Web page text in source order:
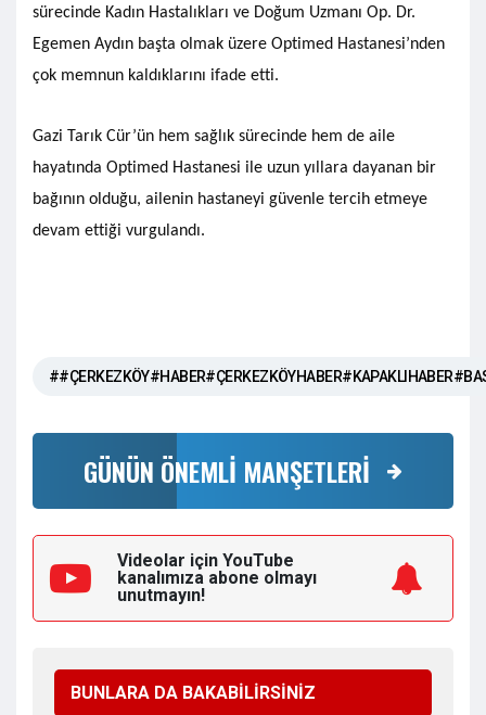
sürecinde Kadın Hastalıkları ve Doğum Uzmanı Op. Dr.
Egemen Aydın başta olmak üzere Optimed Hastanesi’nden
çok memnun kaldıklarını ifade etti.
Gazi Tarık Cür’ün hem sağlık sürecinde hem de aile
hayatında Optimed Hastanesi ile uzun yıllara dayanan bir
bağının olduğu, ailenin hastaneyi güvenle tercih etmeye
devam ettiği vurgulandı.
GÜNÜN ÖNEMLİ MANŞETLERİ
Videolar için YouTube
kanalımıza abone olmayı
unutmayın!
BUNLARA DA BAKABİLİRSİNİZ